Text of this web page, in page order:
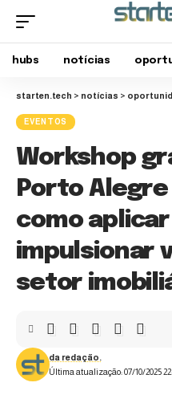
hubs notícias
starten.tech > notícias >
EVENTOS
Workshop
Porto
como
impulsionar
setor
Última atualização: 07/10/2025
da redação.